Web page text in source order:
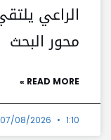
الراعي
محور البحث
READ MORE »
07/08/2026 1:10 م